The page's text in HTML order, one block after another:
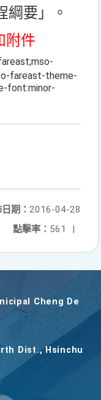
綱要」。
附件
fareast-theme-
font:minor-
期： 2016-04-28
點擊率： 561 |
Cheng De
Dist., Hsinchu